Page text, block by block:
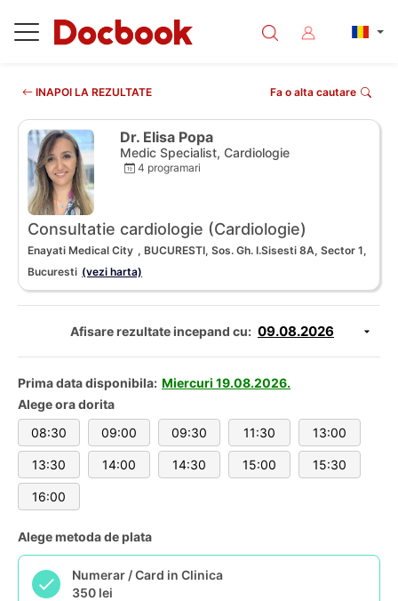
INAPOI LA REZULTATE Fa o alta cautare
Dr. Elisa Popa
Medic Specialist, Cardiologie
4 programari
Consultatie cardiologie (Cardiologie)
Enayati Medical City , BUCURESTI, Sos. Gh. I.Sisesti 8A, Sector 1,
Bucuresti (vezi harta)
Afisare rezultate incepand cu:
Prima data disponibila: Miercuri 19.08.2026.
Alege ora dorita
08:30
09:00 09:30 11:30 13:00
13:30 14:00 14:30 15:00 15:30
16:00
Alege metoda de plata
Numerar / Card in Clinica
350 lei